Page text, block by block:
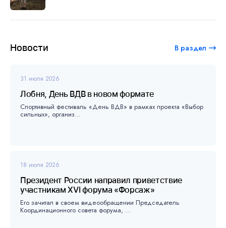
Новости В раздел
31 июля 2026
Лобня, День ВДВ в новом формате
Спортивный фестиваль «День ВДВ» в рамках проекта «Выбор
сильных», организ...
18 июля 2026
Президент России направил приветствие
участникам XVI форума «Форсаж»
Его зачитал в своем видеообращении Председатель
Координационного совета форума, ...